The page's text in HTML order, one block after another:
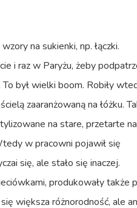
na sukienki, np. łączki.
i raz w Paryżu, żeby
był wielki boom. Robiły
zaaranżowaną na łóżku.
na stare, przetarte na
w pracowni pojawił się
się, ale stało się inaczej.
produkowały także
większa różnorodność, ale